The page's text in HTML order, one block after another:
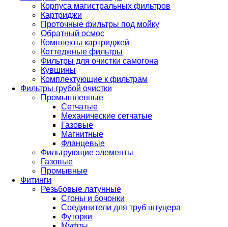
Корпуса магистральных фильтров
Картриджи
Проточные фильтры под мойку
Обратный осмос
Комплекты картриджей
Коттеджные фильтры
Фильтры для очистки самогона
Кувшины
Комплектующие к фильтрам
Фильтры грубой очистки
Промышленные
Сетчатые
Механические сетчатые
Газовые
Магнитные
Фланцевые
Фильтрующие элементы
Газовые
Промывные
Фитинги
Резьбовые латунные
Сгоны и бочонки
Соединители для труб штуцера
Футорки